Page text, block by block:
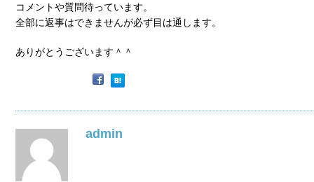
コメントや質問待っています。
全部に返事はできませんが必ず目は通します。
ありがとうございます＾＾
admin